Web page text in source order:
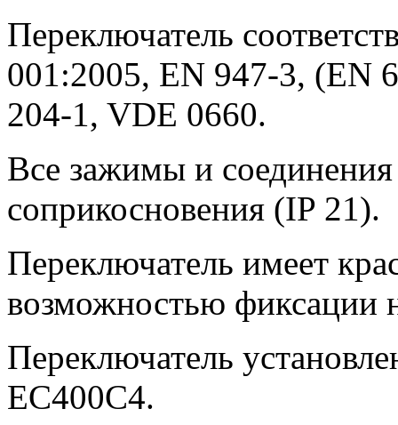
Переключатель
001:2005, EN 947-3, (EN
204-1, VDE 0660.
Все зажимы и
соприкосновения (IP 21).
Переключатель имеет
возможностью фиксации
Переключатель
EC400C4.